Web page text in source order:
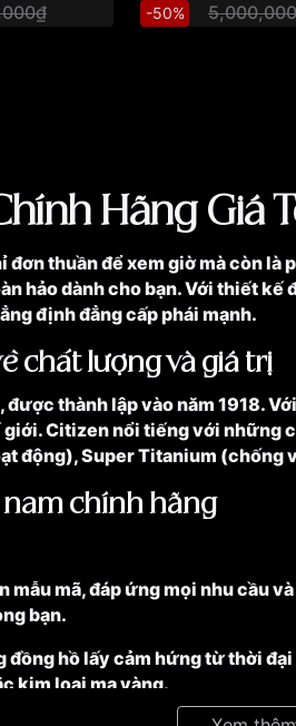
-50%
Hãng Giá
thuần để xem giờ mà còn
hảo dành cho bạn. Với thiết
định đẳng cấp phái mạnh.
chất lượng và giá trị
thành lập vào năm 1918.
Citizen nổi tiếng với
động), Super Titanium (chống
nam chính hãng
mã, đáp ứng mọi nhu cầu
bạn.
hồ lấy cảm hứng từ thời
kim loại mạ vàng.